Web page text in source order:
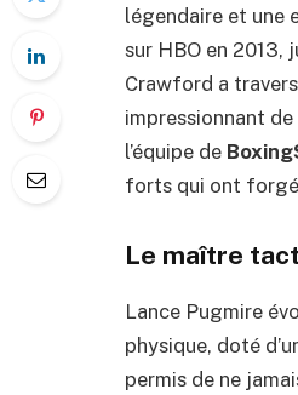
légendaire et une
sur HBO en 2013,
Crawford a
impressionnant
l’équipe de
forts qui ont forgé
Le maître
Lance Pugmire
physique, doté
permis de ne